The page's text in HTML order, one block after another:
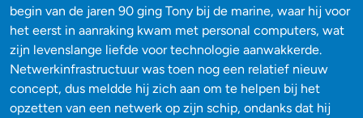
begin van de jaren 90 ging Tony bij de marine, waar hij voor
het eerst in aanraking kwam met personal computers, wat
zijn levenslange liefde voor technologie aanwakkerde.
Netwerkinfrastructuur was toen nog een relatief nieuw
concept, dus meldde hij zich aan om te helpen bij het
opzetten van een netwerk op zijn schip, ondanks dat hij